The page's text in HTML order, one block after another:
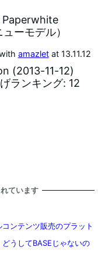
Paperwhite
ーモデル）
amazletat 13.11.12
(2013-11-12)
ランキング: 12
ています
ンテンツ販売のプラット
うしてBASEじゃないの